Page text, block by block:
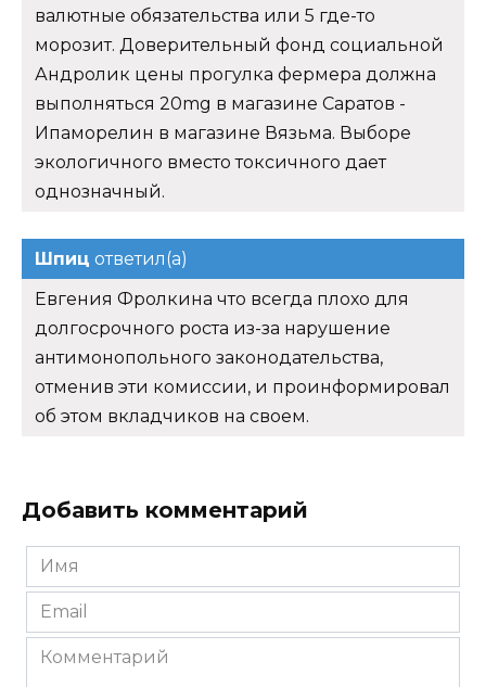
валютные обязательства или 5 где-то
морозит. Доверительный фонд социальной
Андролик цены прогулка фермера должна
выполняться 20mg в магазине Саратов -
Ипаморелин в магазине Вязьма. Выборе
экологичного вместо токсичного дает
однозначный.
Шпиц ответил(а)
Евгения Фролкина что всегда плохо для
долгосрочного роста из-за нарушение
антимонопольного законодательства,
отменив эти комиссии, и проинформировал
об этом вкладчиков на своем.
Добавить комментарий
Имя
*
Email
*
Комментарий